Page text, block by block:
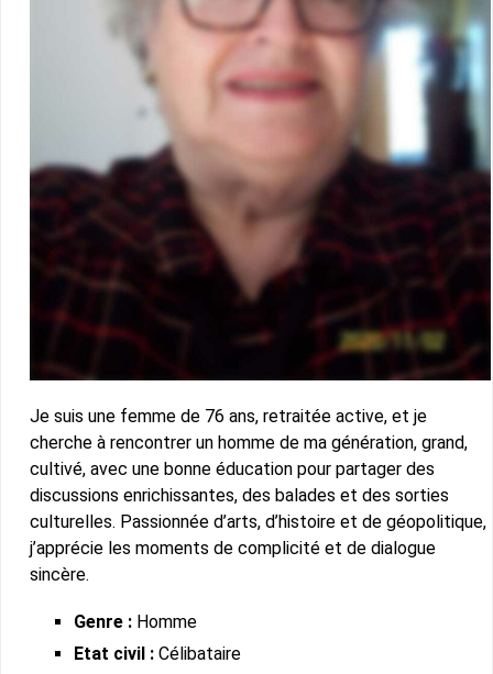
Je suis une femme de 76 ans, retraitée active, et je
cherche à rencontrer un homme de ma génération, grand,
cultivé, avec une bonne éducation pour partager des
discussions enrichissantes, des balades et des sorties
culturelles. Passionnée d’arts, d’histoire et de géopolitique,
j’apprécie les moments de complicité et de dialogue
sincère.
Genre : Homme
Etat civil : Célibataire